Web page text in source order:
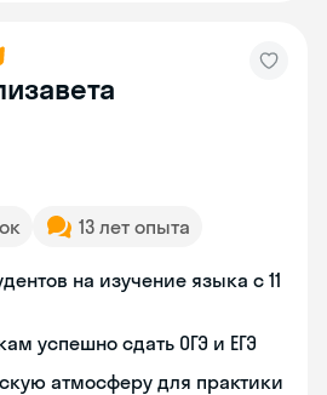
13 лет опыта
на изучение языка с 11
успешно сдать ОГЭ и ЕГЭ
атмосферу для практики